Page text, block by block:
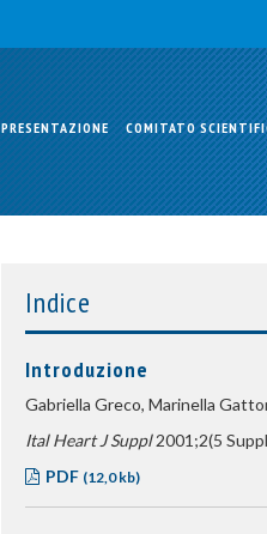
PRESENTAZIONE COMITATO
Indice
Introduzione
Gabriella Greco, Marinella
Ital Heart J Suppl2001;2(5
PDF (12,0 kb)